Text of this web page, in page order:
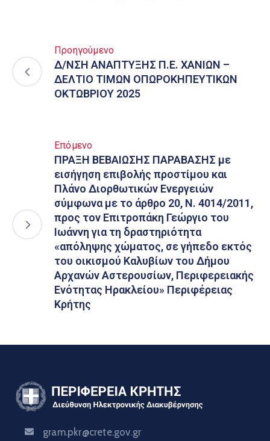
Προηγούμενο
Δ/ΝΣΗ ΑΝΑΠΤΥΞΗΣ Π.Ε. ΧΑΝΙΩΝ –
ΔΕΛΤΙΟ ΤΙΜΩΝ ΟΠΩΡΟΚΗΠΕΥΤΙΚΩΝ
ΟΚΤΩΒΡΙΟΥ 2025
Επόμενο
ΠΡΑΞΗ ΒΕΒΑΙΩΣΗΣ ΠΑΡΑΒΑΣΗΣ με
εισήγηση επιβολής προστίμου και
Πλάνο Διορθωτικών Ενεργειών
σύμφωνα με το άρθρο 20, Ν. 4014/2011,
προς τον Επιτροπάκη Γεώργιο του
Ιωάννη για τη δραστηριότητα
«απόληψης χώματος, σε γήπεδο εκτός
του οικισμού Καλυβίων του Δήμου
Αρχανών Αστερουσίων, Περιφερειακής
Ενότητας Ηρακλείου» Περιφέρειας
Κρήτης
gram.pkr@crete.gov.gr